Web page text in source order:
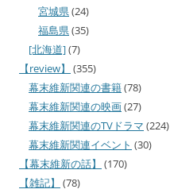
宮城県(24)
福島県(35)
[北海道](7)
【review】
(355)
幕末維新関連の書籍(78)
幕末維新関連の映画(27)
幕末維新関連のTVドラマ (224)
幕末維新関連イベント (30)
【幕末維新の話】
(170)
【雑記】
(78)